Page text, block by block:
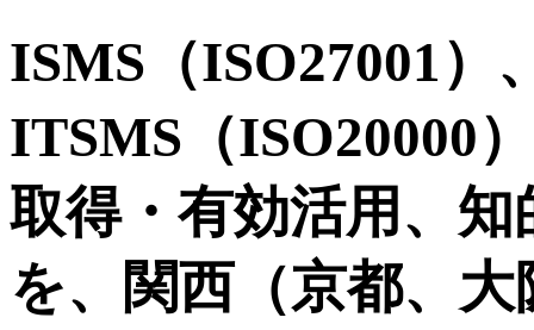
ISMS（ISO27001）
ITSMS（ISO20000
取得・有効活用、
を、関西（京都、